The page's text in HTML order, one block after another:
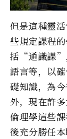
但是這種靈
些規定課程
括“通識課”
語言等，以
礎知識，為
外，現在許
倫理學這些
後充分勝任